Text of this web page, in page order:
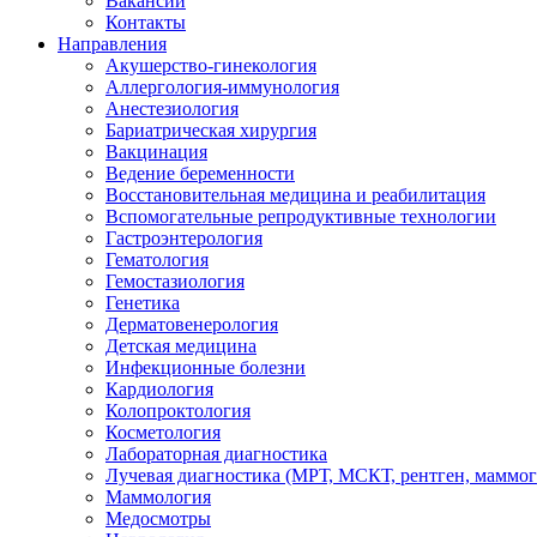
Контакты
Направления
Акушерство-гинекология
Аллергология-иммунология
Анестезиология
Бариатрическая хирургия
Вакцинация
Ведение беременности
Восстановительная медицина и реабилитация
Вспомогательные репродуктивные технологии
Гастроэнтерология
Гематология
Гемостазиология
Генетика
Дерматовенерология
Детская медицина
Инфекционные болезни
Кардиология
Колопроктология
Косметология
Лабораторная диагностика
Лучевая диагностика (МРТ, МСКТ, рентген,
Маммология
Медосмотры